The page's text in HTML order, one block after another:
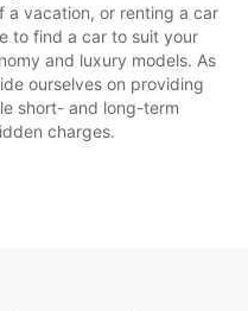
vacation, or renting a car
to find a car to suit your
and luxury models. As
ourselves on providing
short- and long-term
charges.